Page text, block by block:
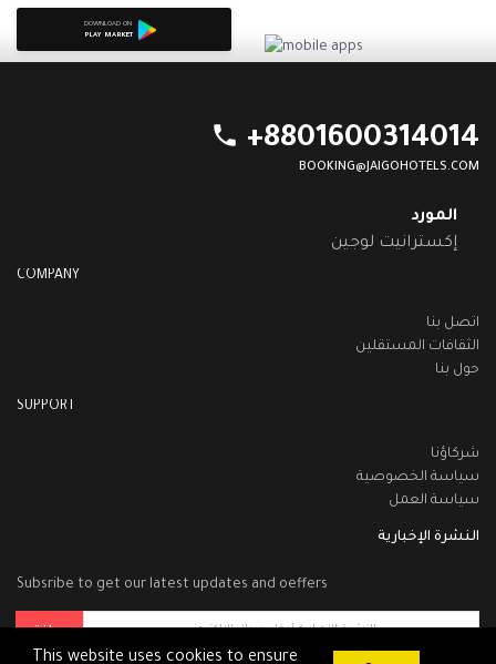
DOWNLOAD ON
PLAY MARKET
phone +8801600314014
BOOKING@JAIGOHOTELS.COM
المورد
إكسترانيت لوجين
COMPANY
اتصل بنا
الثقافات المستقلين
حول بنا
SUPPORT
شركاؤنا
سياسة الخصوصية
سياسة العمل
النشرة الإخبارية
Subsribe to get our latest updates and oeffers
This website uses cookies to ensure